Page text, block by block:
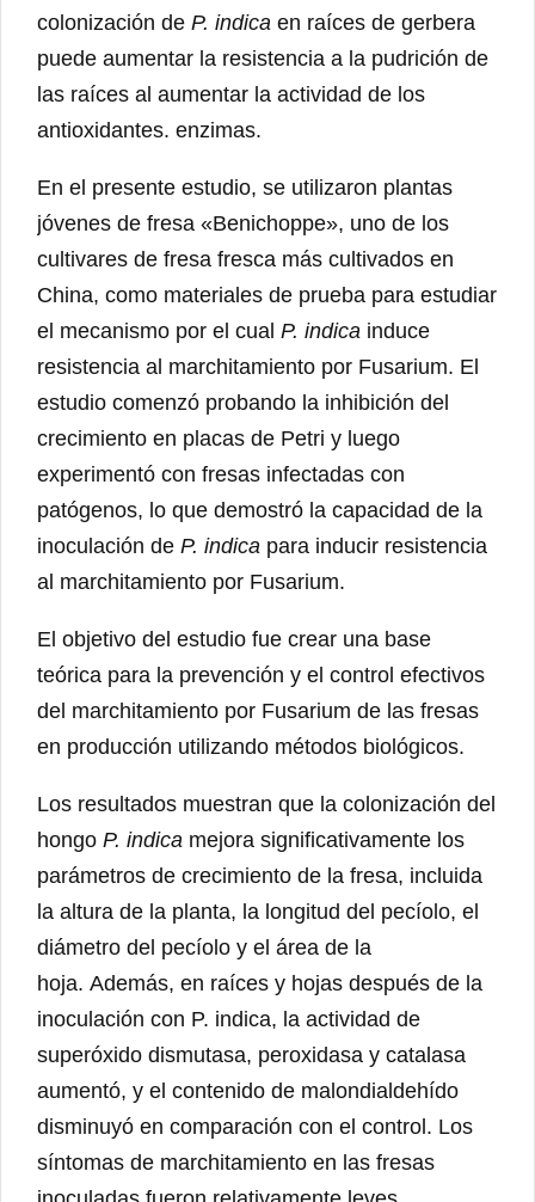
colonización de P. indica en raíces de gerbera
puede aumentar la resistencia a la pudrición de
las raíces al aumentar la actividad de los
antioxidantes. enzimas.
En el presente estudio, se utilizaron plantas
jóvenes de fresa «Benichoppe», uno de los
cultivares de fresa fresca más cultivados en
China, como materiales de prueba para estudiar
el mecanismo por el cual P. indica induce
resistencia al marchitamiento por Fusarium. El
estudio comenzó probando la inhibición del
crecimiento en placas de Petri y luego
experimentó con fresas infectadas con
patógenos, lo que demostró la capacidad de la
inoculación de P. indica para inducir resistencia
al marchitamiento por Fusarium.
El objetivo del estudio fue crear una base
teórica para la prevención y el control efectivos
del marchitamiento por Fusarium de las fresas
en producción utilizando métodos biológicos.
Los resultados muestran que la colonización del
hongo P. indica mejora significativamente los
parámetros de crecimiento de la fresa, incluida
la altura de la planta, la longitud del pecíolo, el
diámetro del pecíolo y el área de la
hoja. Además, en raíces y hojas después de la
inoculación con P. indica, la actividad de
superóxido dismutasa, peroxidasa y catalasa
aumentó, y el contenido de malondialdehído
disminuyó en comparación con el control. Los
síntomas de marchitamiento en las fresas